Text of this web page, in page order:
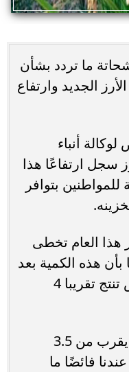
ما تردد بشأن
الجديد وارتفاع
أنباء
سجل ارتفاعًا هذا
بتوافر
هذا العام تخطى
بأن هذه الكمية بعد
التصنيع وتحويلها إلى أرز أبيض تنتج تقريبا 4
ولفت إلى أنه يتم استهلاك ما يقرب من 3.5
فائضًا ما